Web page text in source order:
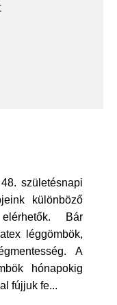
születésnapi
különböző
Bár
léggömbök,
A
hónapokig
fújjuk fe...